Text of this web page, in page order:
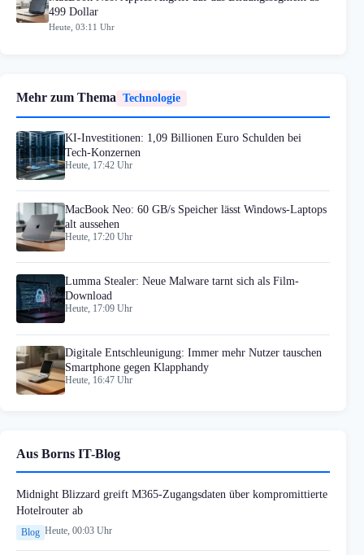
499 Dollar
Heute, 03:11 Uhr
Mehr zum Thema Technologie
KI-Investitionen: 1,09 Billionen Euro Schulden bei
Tech-Konzernen
Heute, 17:42 Uhr
MacBook Neo: 60 GB/s Speicher lässt Windows-Laptops
alt aussehen
Heute, 17:20 Uhr
Lumma Stealer: Neue Malware tarnt sich als Film-
Download
Heute, 17:09 Uhr
Digitale Entschleunigung: Immer mehr Nutzer tauschen
Smartphone gegen Klapphandy
Heute, 16:47 Uhr
Aus Borns IT-Blog
Midnight Blizzard greift M365-Zugangsdaten über kompromittierte
Hotelrouter ab
Blog Heute, 00:03 Uhr